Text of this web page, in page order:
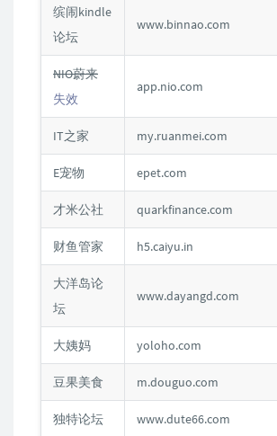
缤闹kindle
论坛
www.binnao.com
NIO蔚来
失效
app.nio.com
IT之家 my.ruanmei.com
E宠物 epet.com
才米公社 quarkfinance.com
财鱼管家 h5.caiyu.in
大洋岛论
坛
www.dayangd.com
大姨妈 yoloho.com
豆果美食 m.douguo.com
独特论坛 www.dute66.com